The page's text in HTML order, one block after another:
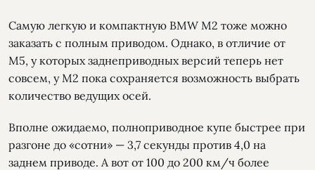
Самую легкую и компактную BMW М2 тоже можно
заказать с полным приводом. Однако, в отличие от
М5, у которых заднеприводных версий теперь нет
совсем, у М2 пока сохраняется возможность выбрать
количество ведущих осей.
Вполне ожидаемо, полноприводное купе быстрее при
разгоне до «сотни» — 3,7 секунды против 4,0 на
заднем приводе. А вот от 100 до 200 км/ч более